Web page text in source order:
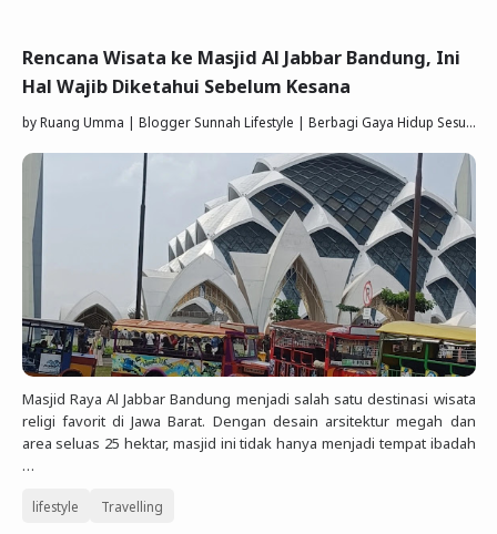
Rencana Wisata ke Masjid Al Jabbar Bandung, Ini
Hal Wajib Diketahui Sebelum Kesana
byRuang Umma | Blogger Sunnah Lifestyle | Berbagi Gaya Hidup Sesuai Quran Sunnah
Masjid Raya Al Jabbar Bandung menjadi salah satu destinasi wisata
religi favorit di Jawa Barat. Dengan desain arsitektur megah dan
area seluas 25 hektar, masjid ini tidak hanya menjadi tempat ibadah
…
lifestyle Travelling